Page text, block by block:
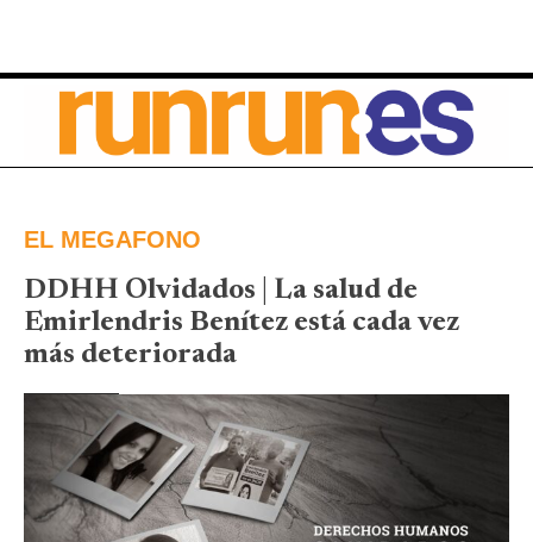
EL MEGAFONO
DDHH Olvidados | La salud de
Emirlendris Benítez está cada vez
más deteriorada